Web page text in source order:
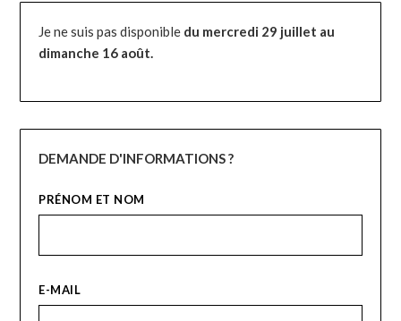
Je ne suis pas disponible du mercredi 29 juillet au
dimanche 16 août.
DEMANDE D'INFORMATIONS ?
PRÉNOM ET NOM
E-MAIL